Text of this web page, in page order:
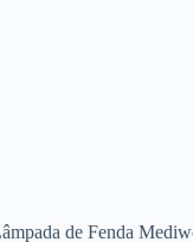
de Fenda